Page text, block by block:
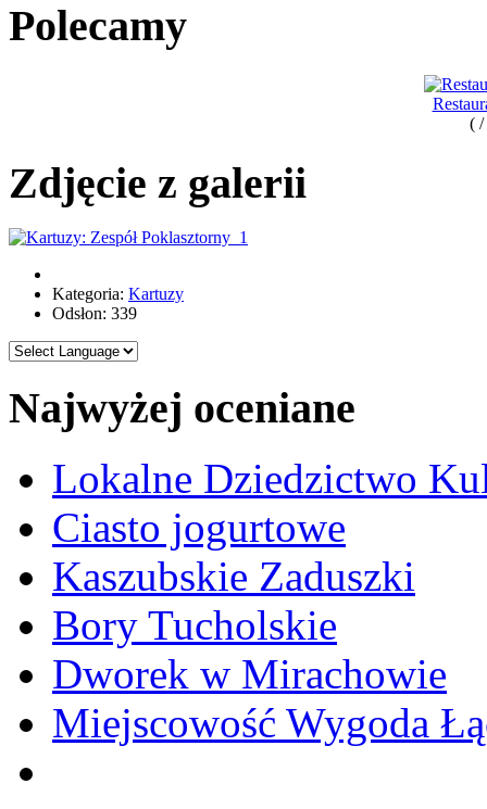
Polecamy
( /
Zdjęcie z galerii
Kategoria: Kartuzy
Odsłon: 339
Najwyżej oceniane
Lokalne Dziedzictwo
Ciasto jogurtowe
Kaszubskie Zaduszki
Bory Tucholskie
Dworek w Mirachowie
Miejscowość Wygoda